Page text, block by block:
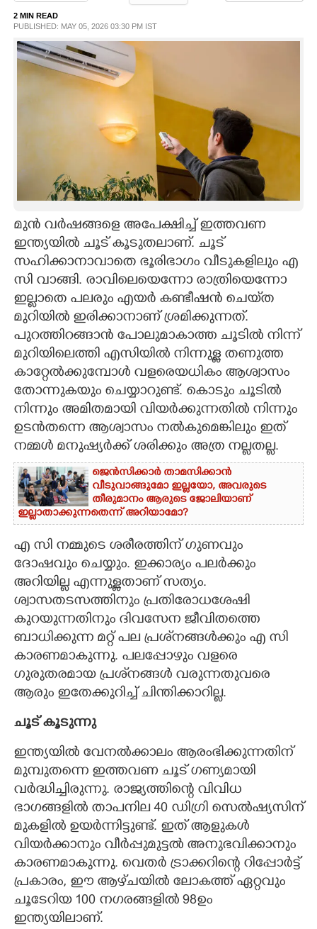
LIFESTYLE
SPIRITUAL
ASTRO
CARTOONS
LITERATURE
ZOOM
CONTACT US
2 MIN READ
PUBLISHED: MAY 05, 2026 03:30 PM IST
മുൻ വർഷങ്ങളെ അപേക്ഷിച്ച് ഇത്തവണ
ഇന്ത്യയിൽ ചൂട് കൂടുതലാണ്. ചൂട്
സഹിക്കാനാവാതെ ഭൂരിഭാഗം വീടുകളിലും എ
സി വാങ്ങി. രാവിലെയെന്നോ രാത്രിയെന്നോ
ഇല്ലാതെ പലരും എയർ കണ്ടീഷൻ ചെയ്‌ത
മുറിയിൽ ഇരിക്കാനാണ് ശ്രമിക്കുന്നത്.
പുറത്തിറങ്ങാൻ പോലുമാകാത്ത ചൂടിൽ നിന്ന്
മുറിയിലെത്തി എസിയിൽ നിന്നുള്ള തണുത്ത
കാറ്റേൽക്കുമ്പോൾ വളരെയധികം ആശ്വാസം
തോന്നുകയും ചെയ്യാറുണ്ട്. കൊടും ചൂടിൽ
നിന്നും അമിതമായി വിയർക്കുന്നതിൽ നിന്നും
ഉടൻതന്നെ ആശ്വാസം നൽകുമെങ്കിലും ഇത്
നമ്മൾ മനുഷ്യർക്ക് ശരിക്കും അത്ര നല്ലതല്ല.
ജെൻസിക്കാർ താമസിക്കാൻ
വീടുവാങ്ങുമോ ഇല്ലയോ, അവരുടെ
തീരുമാനം ആരുടെ ജോലിയാണ്
ഇല്ലാതാക്കുന്നതെന്ന് അറിയാമോ?
എ സി നമ്മുടെ ശരീരത്തിന് ഗുണവും
ദോഷവും ചെയ്യും. ഇക്കാര്യം പലർക്കും
അറിയില്ല എന്നുള്ളതാണ് സത്യം.
ശ്വാസതടസത്തിനും പ്രതിരോധശേഷി
കുറയുന്നതിനും ദിവസേന ജീവിതത്തെ
ബാധിക്കുന്ന മറ്റ് പല പ്രശ്‌നങ്ങൾക്കും എ സി
കാരണമാകുന്നു. പലപ്പോഴും വളരെ
ഗുരുതരമായ പ്രശ്‌നങ്ങൾ വരുന്നതുവരെ
ആരും ഇതേക്കുറിച്ച് ചിന്തിക്കാറില്ല.
ചൂട് കൂടുന്നു
ഇന്ത്യയിൽ വേനൽക്കാലം ആരംഭിക്കുന്നതിന്
മുമ്പുതന്നെ ഇത്തവണ ചൂട് ഗണ്യമായി
വർദ്ധിച്ചിരുന്നു. രാജ്യത്തിന്റെ വിവിധ
ഭാഗങ്ങളിൽ താപനില 40 ഡിഗ്രി സെൽഷ്യസിന്
മുകളിൽ ഉയർന്നിട്ടുണ്ട്. ഇത് ആളുകൾ
വിയർക്കാനും വീർപ്പുമുട്ടൽ അനുഭവിക്കാനും
കാരണമാകുന്നു. വെതർ ട്രാക്കറിന്റെ റിപ്പോർട്ട്
പ്രകാരം, ഈ ആഴ്‌ചയിൽ ലോകത്ത് ഏറ്റവും
ചൂടേറിയ 100 നഗരങ്ങളിൽ 98ഉം
ഇന്ത്യയിലാണ്.